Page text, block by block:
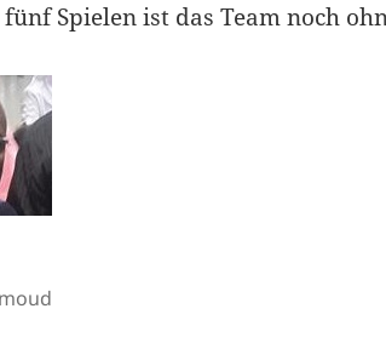
Spielen ist das Team noch